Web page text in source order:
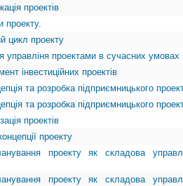
проектів
проекту.
цикл проекту
управліня проектами в сучасних умовах
інвестиційних проектів
та розробка підприємницького
та розробка підприємницького
проектів
проекту
проекту як складова
проекту як складова